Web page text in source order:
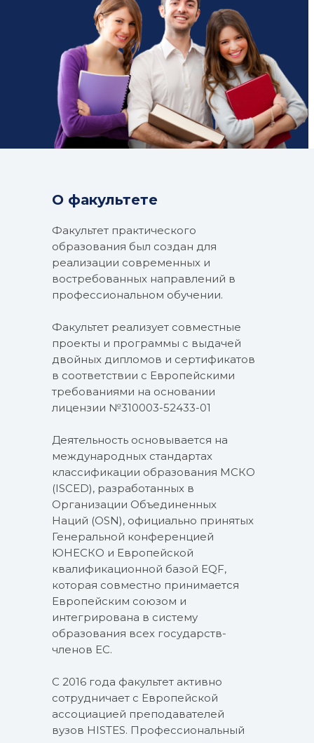
О факультете
Факультет практического
образования был создан для
реализации современных и
востребованных направлений в
профессиональном обучении.
Факультет реализует совместные
проекты и программы с выдачей
двойных дипломов и сертификатов
в соответствии с Европейскими
требованиями на основании
лицензии №310003-52433-01
Деятельность основывается на
международных стандартах
классификации образования МСКО
(ISCED), разработанных в
Организации Объединенных
Наций (OSN), официально принятых
Генеральной конференцией
ЮНЕСКО и Европейской
квалификационной базой EQF,
которая совместно принимается
Европейским союзом и
интегрирована в систему
образования всех государств-
членов ЕС.
С 2016 года факультет активно
сотрудничает с Европейской
ассоциацией преподавателей
вузов HISTES. Профессиональный